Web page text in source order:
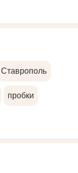
Ставрополь
пробки